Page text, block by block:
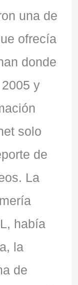
una de
ofrecía
donde
y
solo
de
La
había
la
de